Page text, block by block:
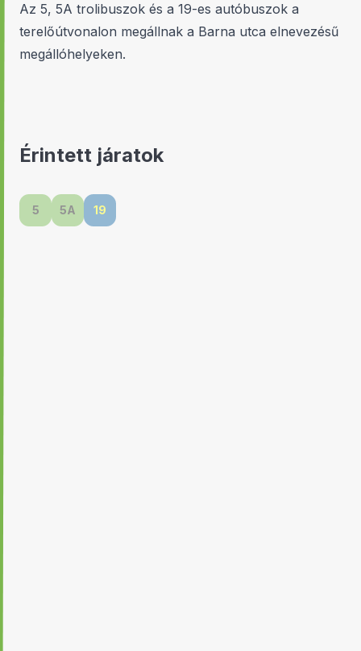
Az 5, 5A trolibuszok és a 19-es autóbuszok a
terelőútvonalon megállnak a Barna utca elnevezésű
megállóhelyeken.
Érintett járatok
5 5A 19